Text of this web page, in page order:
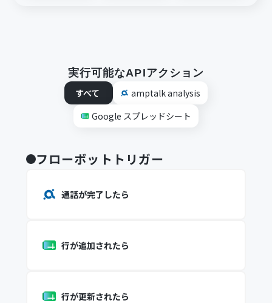
実行可能なAPIアクション
すべて
amptalk analysis
Google スプレッドシート
フローボットトリガー
通話が完了したら
行が追加されたら
行が更新されたら